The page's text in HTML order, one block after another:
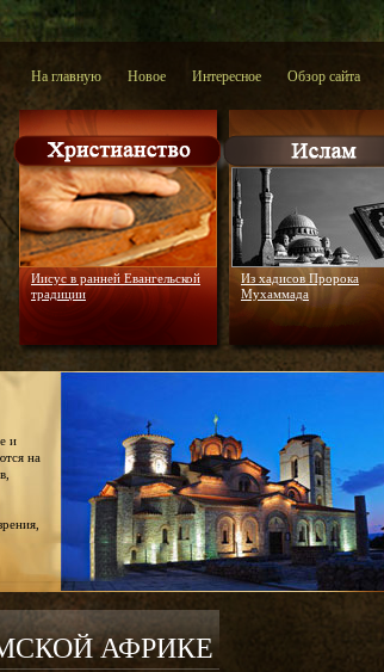
На главную Новое Интересное Обзор сайта
Иисус в ранней Евангельской
традиции
Из хадисов Пророка
Мухаммада
и
на
АФРИКЕ